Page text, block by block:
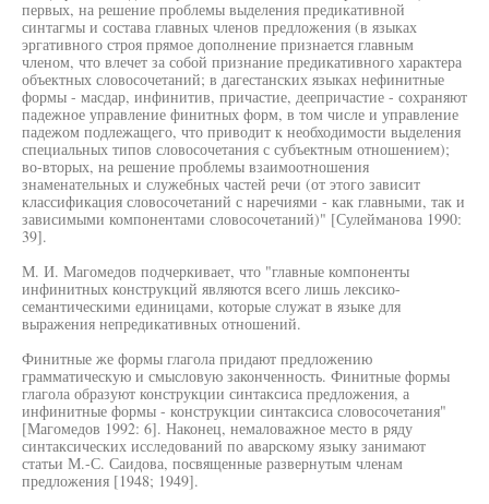
первых, на решение проблемы выделения предикативной
синтагмы и состава главных членов предложения (в языках
эргативного строя прямое дополнение признается главным
членом, что влечет за собой признание предикативного характера
объектных словосочетаний; в дагестанских языках нефинитные
формы - масдар, инфинитив, причастие, деепричастие - сохраняют
падежное управление финитных форм, в том числе и управление
падежом подлежащего, что приводит к необходимости выделения
специальных типов словосочетания с субъектным отношением);
во-вторых, на решение проблемы взаимоотношения
знаменательных и служебных частей речи (от этого зависит
классификация словосочетаний с наречиями - как главными, так и
зависимыми компонентами словосочетаний)" [Сулейманова 1990:
39].
М. И. Магомедов подчеркивает, что "главные компоненты
инфинитных конструкций являются всего лишь лексико-
семантическими единицами, которые служат в языке для
выражения непредикативных отношений.
Финитные же формы глагола придают предложению
грамматическую и смысловую законченность. Финитные формы
глагола образуют конструкции синтаксиса предложения, а
инфинитные формы - конструкции синтаксиса словосочетания"
[Магомедов 1992: 6]. Наконец, немаловажное место в ряду
синтаксических исследований по аварскому языку занимают
статьи М.-С. Саидова, посвященные развернутым членам
предложения [1948; 1949].